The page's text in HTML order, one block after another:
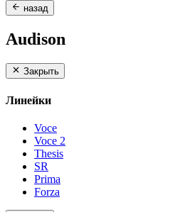
назад
Audison
Закрыть
Линейки
Voce
Voce 2
Thesis
SR
Prima
Forza